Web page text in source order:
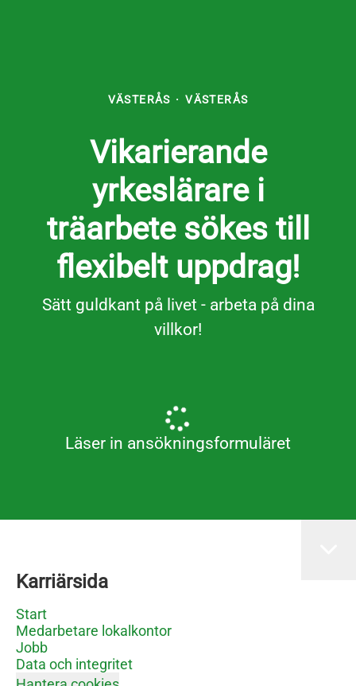
VÄSTERÅS · VÄSTERÅS
Vikarierande
yrkeslärare i
träarbete sökes till
flexibelt uppdrag!
Sätt guldkant på livet - arbeta på dina
villkor!
Läser in ansökningsformuläret
Karriärsida
Start
Medarbetare lokalkontor
Jobb
Data och integritet